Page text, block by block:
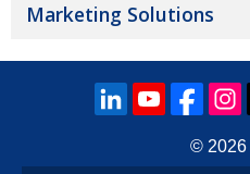
Marketing Solutions
© 2026